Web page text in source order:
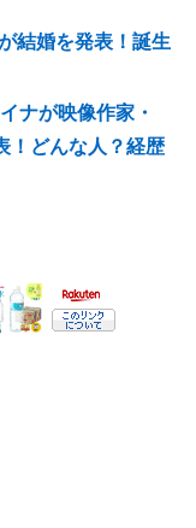
結婚を発表！誕生
ナが映像作家・
！どんな人？経歴